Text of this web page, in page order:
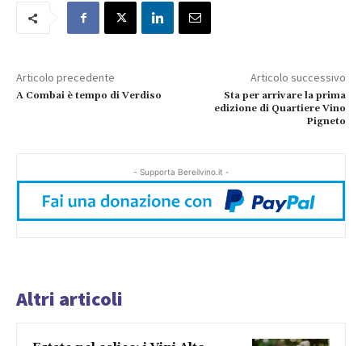
Articolo precedente
A Combai è tempo di Verdiso
Articolo successivo
Sta per arrivare la prima
edizione di Quartiere Vino
Pigneto
- Supporta Bereilvino.it -
Altri articoli